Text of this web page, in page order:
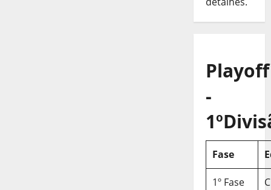
Playoff
-
Fase
1º Fase